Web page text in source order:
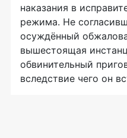
наказания в
режима. Не
осуждённый
вышестоящая
обвинительный
вследствие чего он